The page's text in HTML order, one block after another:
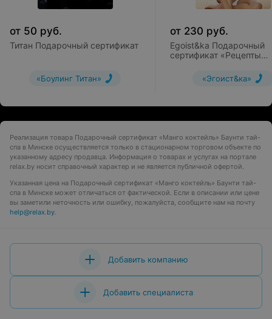
от 50 руб.
Титан Подарочный сертификат
«Боулинг Титан»
от 230 руб.
Egoist&ka Подарочный
сертификат «Рецепты
«Эгоист&ка»
Реализация товара Подарочный сертификат «Манго коктейль» Баунти тай-
спа в Минске осуществляется только в стационарном торговом объекте по
указанному адресу продавца. Информация о товарах и услугах на портале
relax.by носит справочный характер и не является публичной офертой.
Указанная цена на Подарочный сертификат «Манго коктейль» Баунти тай-
спа в Минске может отличаться от фактической. Если в описании или цене
вы заметили неточность или ошибку, пожалуйста, сообщите нам на почту
help@relax.by.
Добавить компанию
Добавить специалиста